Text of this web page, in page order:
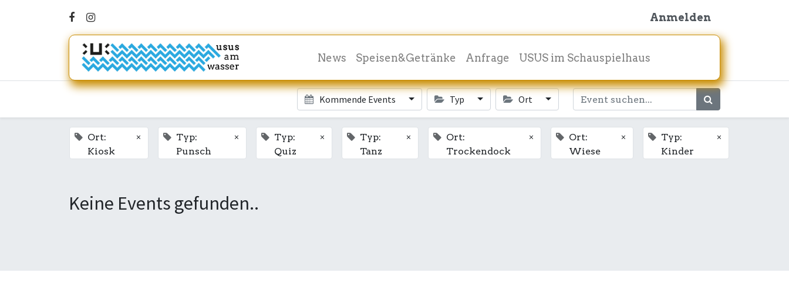
Anmelden
News Speisen&Getränke Anfrage USUS im Schauspielhaus
Kommende Events Typ Ort
Ort:
Kiosk
×
Typ:
Punsch
×
Typ:
Quiz
×
Typ:
Tanz
×
Ort:
Trockendock
×
Ort:
Wiese
×
Typ:
Kinder
×
Keine Events gefunden..